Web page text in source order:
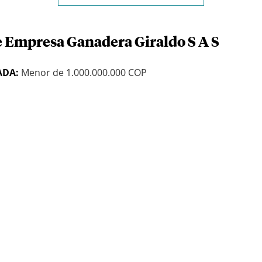
Ganadera Giraldo S A S
Menor de 1.000.000.000 COP